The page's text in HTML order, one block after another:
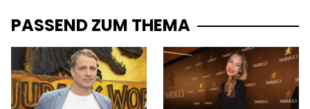
PASSEND ZUM THEMA